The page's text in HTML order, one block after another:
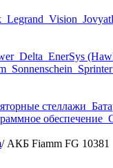
Legrand Vision
Delta EnerSys
Sonnenschein Sprinter
стеллажи
обеспечение
/ АКБ Fiamm FG 10381